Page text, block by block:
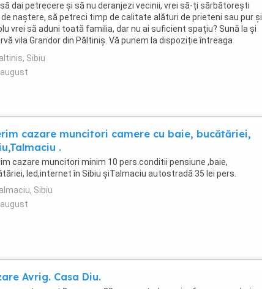
dai petrecere și să nu deranjezi vecinii, vrei să-ți sărbătorești
de naștere, să petreci timp de calitate alături de prieteni sau pur și
vrei să aduni toată familia, dar nu ai suficient spațiu? Sună la și
vila Grandor din Păltiniș. Vă punem la dispoziție întreaga
...
Sibiu
cazare muncitori camere cu baie, bucătăriei,
.
cazare muncitori minim 10 pers.conditii pensiune ,baie,
led,internet în Sibiu șiTalmaciu autostradă 35 lei pers.
Sibiu
Avrig. Casa Diu.